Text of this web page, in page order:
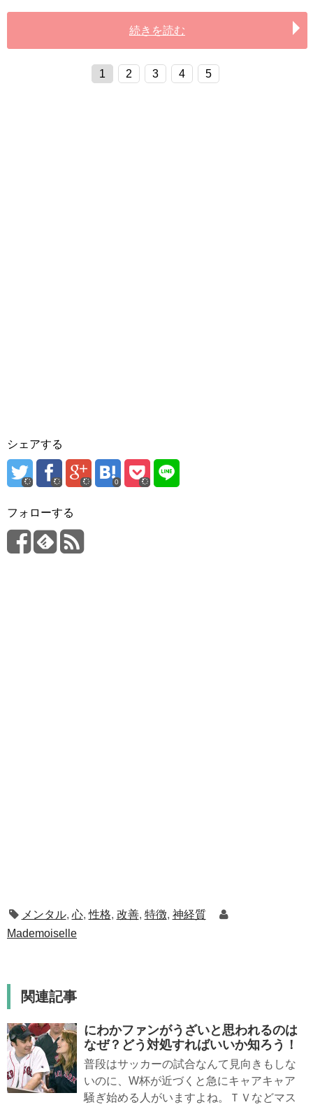
続きを読む
1 2 3 4 5
シェアする
0
フォローする
メンタル, 心,性格, 改善, 特徴, 神経質
Mademoiselle
関連記事
にわかファンがうざいと思われるのは
なぜ？どう対処すればいいか知ろう！
普段はサッカーの試合なんて見向きもしな
いのに、W杯が近づくと急にキャアキャア
騒ぎ始める人がいますよね。ＴＶなどマス